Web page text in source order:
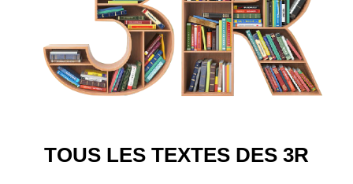
TOUS LES TEXTES DES 3R